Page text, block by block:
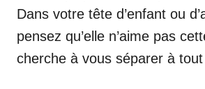
Dans votre tête d’enfant ou
pensez qu’elle n’aime pas
cherche à vous séparer à tout